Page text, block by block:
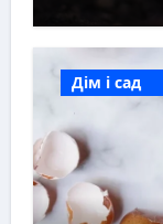
Дім і сад